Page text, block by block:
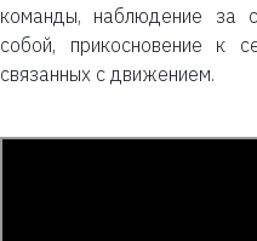
команды, наблюдение за
собой, прикосновение к
связанных с движением.